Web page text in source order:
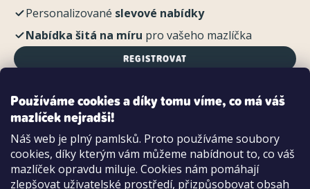
Používáme cookies a díky tomu víme, co má váš
mazlíček nejradši!
Náš web je plný pamlsků. Proto používáme soubory
cookies, díky kterým vám můžeme nabídnout to, co váš
mazlíček opravdu miluje. Cookies nám pomáhají
zlepšovat uživatelské prostředí, přizpůsobovat obsah
Personalizované slevové nabídky
Nabídka šitá na míru pro vašeho mazlíčka
REGISTROVAT
Možnosti platby:
Dobírkou
Hotově i kartou na pobočce